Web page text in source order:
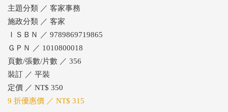
主題分類 ／ 客家事務
施政分類 ／ 客家
ＩＳＢＮ ／ 9789869719865
ＧＰＮ ／ 1010800018
頁數/張數/片數 ／ 356
裝訂 ／ 平裝
定價 ／ NT$ 350
9 折優惠價 ／ NT$ 315